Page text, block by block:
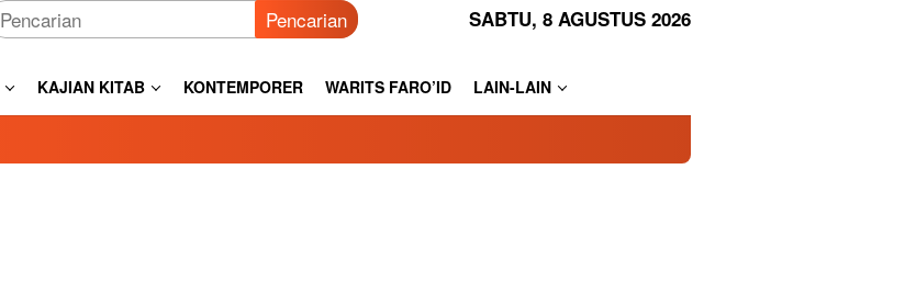
Pencarian SABTU, 8 AGUSTUS 2026
KAJIAN KITAB KONTEMPORER WARITS FARO’ID LAIN-LAIN